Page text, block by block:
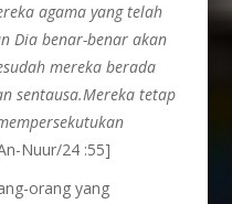
agama yang telah
Dia benar-benar akan
mereka berada
sentausa.Mereka tetap
Nuur/24 :55]
orang yang